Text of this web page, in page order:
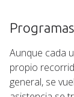
Aunque cada
propio
general, se